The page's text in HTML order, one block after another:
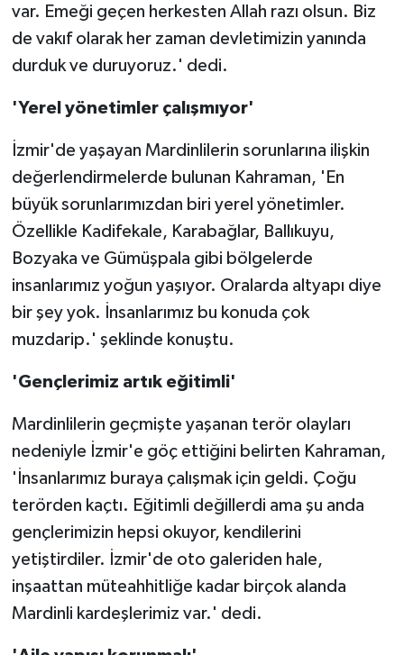
var. Emeği geçen herkesten Allah razı olsun. Biz
de vakıf olarak her zaman devletimizin yanında
durduk ve duruyoruz.' dedi.
'Yerel yönetimler çalışmıyor'
İzmir'de yaşayan Mardinlilerin sorunlarına ilişkin
değerlendirmelerde bulunan Kahraman, 'En
büyük sorunlarımızdan biri yerel yönetimler.
Özellikle Kadifekale, Karabağlar, Ballıkuyu,
Bozyaka ve Gümüşpala gibi bölgelerde
insanlarımız yoğun yaşıyor. Oralarda altyapı diye
bir şey yok. İnsanlarımız bu konuda çok
muzdarip.' şeklinde konuştu.
'Gençlerimiz artık eğitimli'
Mardinlilerin geçmişte yaşanan terör olayları
nedeniyle İzmir'e göç ettiğini belirten Kahraman,
'İnsanlarımız buraya çalışmak için geldi. Çoğu
terörden kaçtı. Eğitimli değillerdi ama şu anda
gençlerimizin hepsi okuyor, kendilerini
yetiştirdiler. İzmir'de oto galeriden hale,
inşaattan müteahhitliğe kadar birçok alanda
Mardinli kardeşlerimiz var.' dedi.